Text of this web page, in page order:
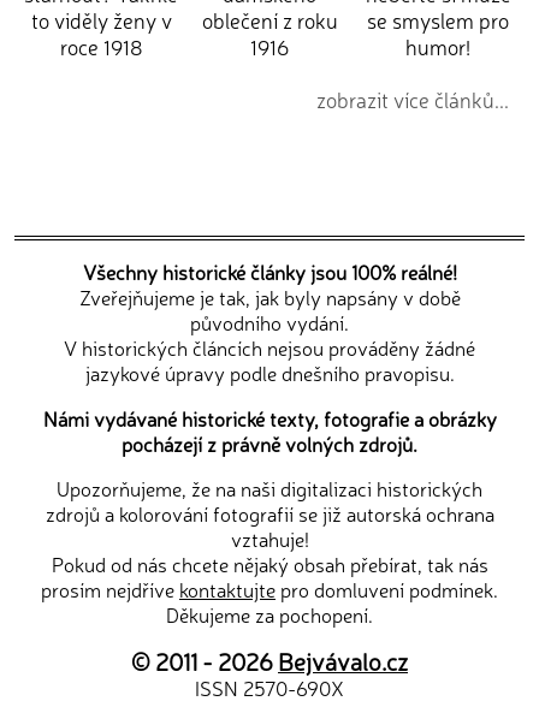
to viděly ženy v
roce 1918
oblečení z roku
1916
se smyslem pro
humor!
zobrazit více článků...
Všechny historické články jsou 100% reálné!
Zveřejňujeme je tak, jak byly napsány v době
původního vydání.
V historických článcích nejsou prováděny žádné
jazykové úpravy podle dnešního pravopisu.
Námi vydávané historické texty, fotografie a obrázky
pocházejí z právně volných zdrojů.
Upozorňujeme, že na naši digitalizaci historických
zdrojů a kolorování fotografií se již autorská ochrana
vztahuje!
Pokud od nás chcete nějaký obsah přebírat, tak nás
prosím nejdříve kontaktujte pro domluvení podmínek.
Děkujeme za pochopení.
© 2011 - 2026Bejvávalo.cz
ISSN 2570-690X